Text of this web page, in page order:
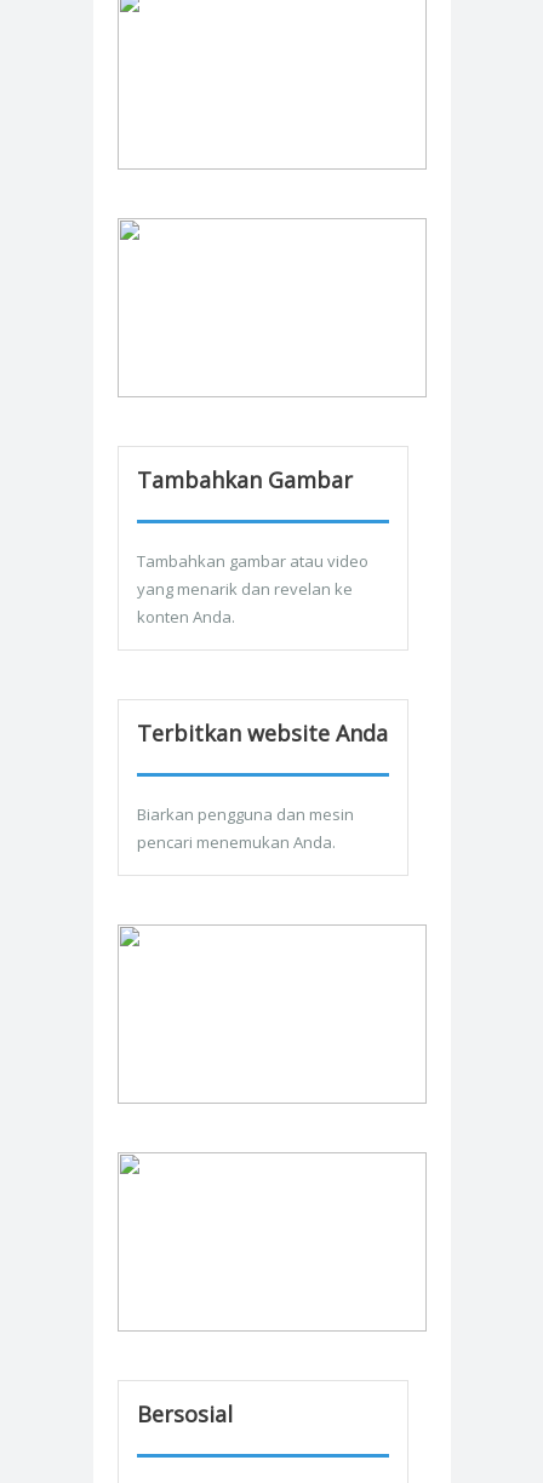
Tambahkan Gambar
Tambahkan gambar atau video
yang menarik dan revelan ke
konten Anda.
Terbitkan website Anda
Biarkan pengguna dan mesin
pencari menemukan Anda.
Bersosial